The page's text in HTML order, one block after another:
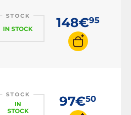
STOCK
IN STOCK 148€95
STOCK
IN
STOCK
97€50